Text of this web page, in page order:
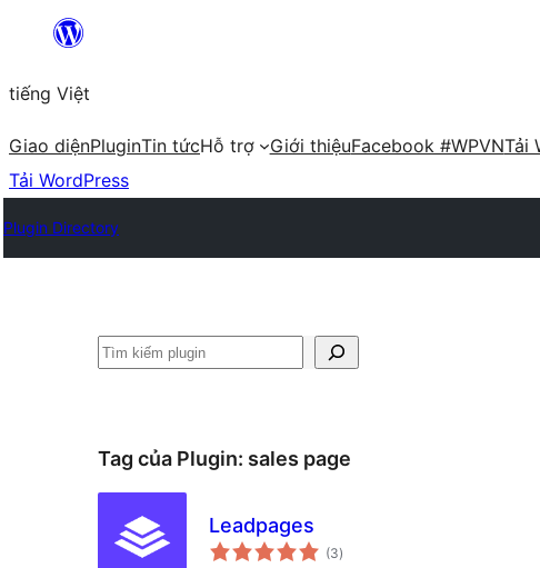
Chuyển
phần
nội
dung
tiếng Việt
Giao diệnPluginTin tứcHỗ trợ Giới thiệuFacebook #WPVNTải
Tải WordPress
Plugin Directory
Tìm
Tag của Plugin: sales page
Leadpages
(3tổng
đánh
)